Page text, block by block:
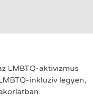
LMBTQ-aktivizmus
inkluzív legyen,